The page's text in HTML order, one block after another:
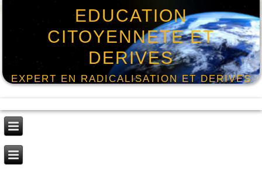
EDUCATION
CITOYENNETE ET
DERIVES
EXPERT EN RADICALISATION ET DERIVES